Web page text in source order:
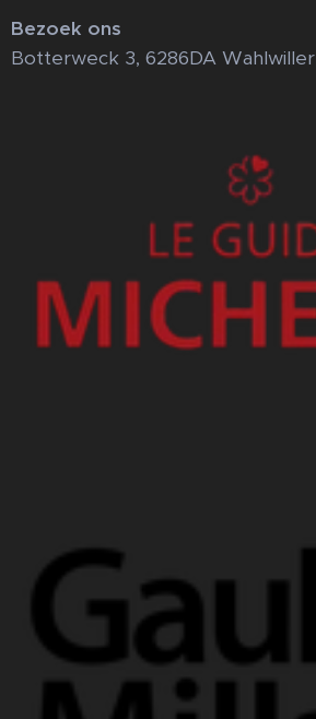
Bezoek ons
Botterweck 3, 6286DA Wahlwiller